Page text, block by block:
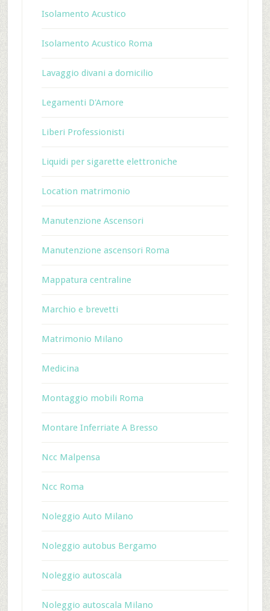
Isolamento Acustico
Isolamento Acustico Roma
Lavaggio divani a domicilio
Legamenti D'Amore
Liberi Professionisti
Liquidi per sigarette elettroniche
Location matrimonio
Manutenzione Ascensori
Manutenzione ascensori Roma
Mappatura centraline
Marchio e brevetti
Matrimonio Milano
Medicina
Montaggio mobili Roma
Montare Inferriate A Bresso
Ncc Malpensa
Ncc Roma
Noleggio Auto Milano
Noleggio autobus Bergamo
Noleggio autoscala
Noleggio autoscala Milano